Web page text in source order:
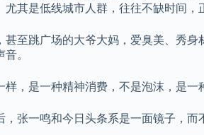
其是低线城市人群，往往不缺时间，
至跳广场的大爷大妈，爱臭美、秀身
。
，是一种精神消费，不是泡沫，是一
张一鸣和今日头条系是一面镜子，而